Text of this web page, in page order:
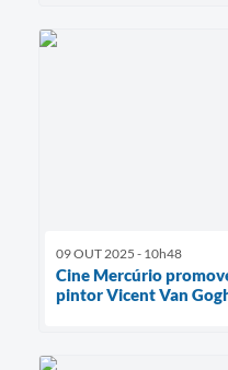
09 OUT 2025 - 10h48
Cine Mercúrio
pintor Vicent Van